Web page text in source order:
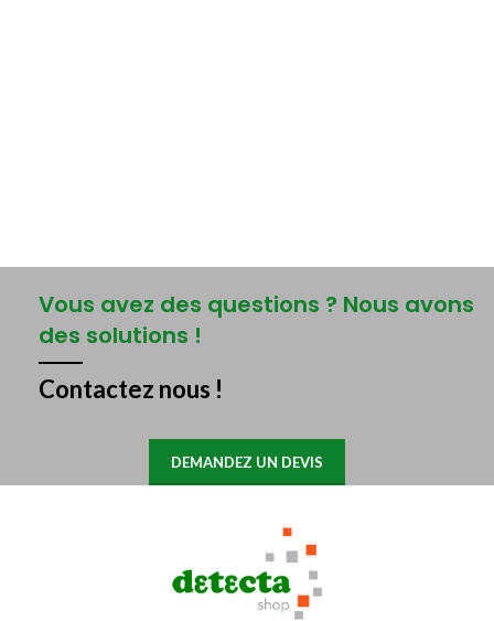
Vous avez des questions ? Nous avons
des solutions !
Contactez nous !
DEMANDEZ UN DEVIS